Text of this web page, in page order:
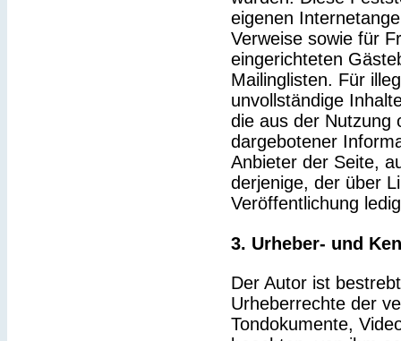
eigenen
Verweise sowie für
eingerichteten
Mailinglisten. Für
unvollständige
die aus der Nutzung
dargebotener
Anbieter der Seite,
derjenige, der über
Veröffentlichung
3. Urheber- und
Der Autor ist
Urheberrechte der
Tondokumente,